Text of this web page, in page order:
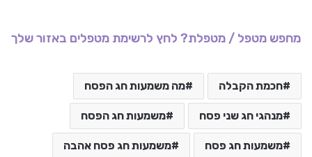
מחפש מטפל / מטפלת? לחץ לרשימת מטפלים באזור שלך
חכמת הקבלה מה משמעות חג הפסח
מנהגי חג שני פסח משמעות חג הפסח
משמעות חג פסח משמעות חג פסח אהבה